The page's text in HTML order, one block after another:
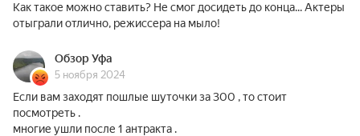
Как такое можно ставить? Не смог досидеть до конца... Актеры
отыграли отлично, режиссера на мыло!
Обзор Уфа
5 ноября 2024
Если вам заходят пошлые шуточки за 300 , то стоит
посмотреть .
многие ушли после 1 антракта .